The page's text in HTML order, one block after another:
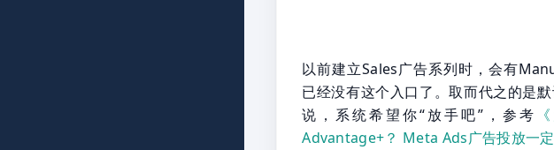
以前建立Sales广告系列时，会有
已经没有这个入口了。取而代之的是
说，系统希望你“放手吧”，参考
Advantage+？ Meta Ads广告投放一定